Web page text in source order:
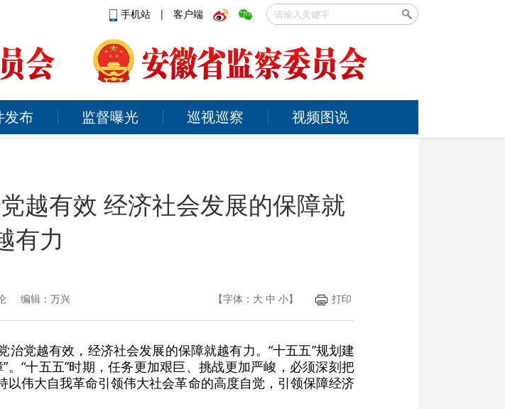
手机站 | 客户端
发布 监督曝光 巡视巡察 视频图说
越有效 经济社会发展的保障就
有力
编辑：万兴 【字体： 大 中 小】 打印
党越有效，经济社会发展的保障就越有力。“十五五”规划建
“十五五”时期，任务更加艰巨、挑战更加严峻，必须深刻把
伟大自我革命引领伟大社会革命的高度自觉，引领保障经济